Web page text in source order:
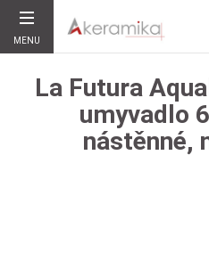
MENU
La Futura
umyvadlo
nástěnné,